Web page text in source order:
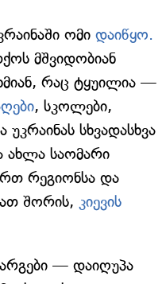
ომი დაიწყო.
მშვიდობიან
რაც ტყუილია —
, სკოლები,
სხვადასხვა
ახლა საომარი
რეგიონსა და
შორის, კიევის
— დაიღუპა